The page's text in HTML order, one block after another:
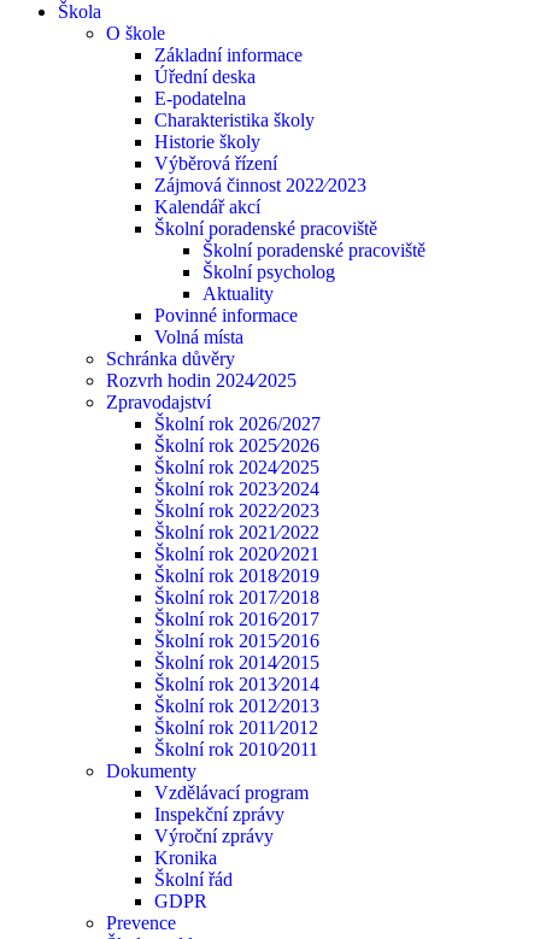
Škola
O škole
Základní informace
Úřední deska
E-podatelna
Charakteristika školy
Historie školy
Výběrová řízení
Zájmová činnost 2022⁄2023
Kalendář akcí
Školní poradenské pracoviště
Školní poradenské pracoviště
Školní psycholog
Aktuality
Povinné informace
Volná místa
Schránka důvěry
Rozvrh hodin 2024⁄2025
Zpravodajství
Školní rok 2026/2027
Školní rok 2025⁄2026
Školní rok 2024⁄2025
Školní rok 2023⁄2024
Školní rok 2022⁄2023
Školní rok 2021⁄2022
Školní rok 2020⁄2021
Školní rok 2018⁄2019
Školní rok 2017⁄2018
Školní rok 2016⁄2017
Školní rok 2015⁄2016
Školní rok 2014⁄2015
Školní rok 2013⁄2014
Školní rok 2012⁄2013
Školní rok 2011⁄2012
Školní rok 2010⁄2011
Dokumenty
Vzdělávací program
Inspekční zprávy
Výroční zprávy
Kronika
Školní řád
GDPR
Prevence